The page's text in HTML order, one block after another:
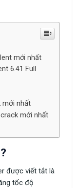
mới nhất
6.41 Full
mới nhất
mới nhất
được viết tắt là
tốc độ